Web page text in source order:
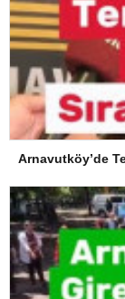
Arnavutköy’de